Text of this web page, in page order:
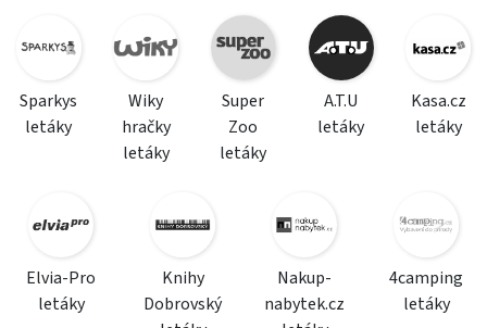
Sparkys
letáky
Wiky
hračky
letáky
Super
Zoo
letáky
A.T.U
letáky
Kasa.cz
letáky
Elvia-Pro
letáky
Knihy
Dobrovský
Nakup-
nabytek.cz
4camping
letáky